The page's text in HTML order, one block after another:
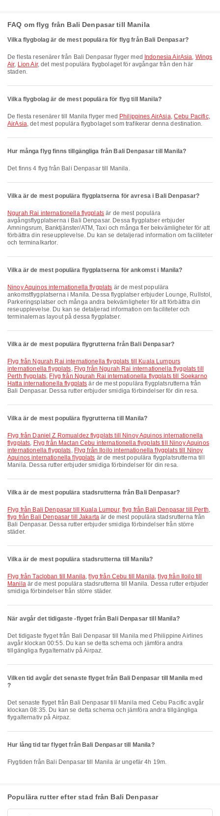
FAQ om flyg från Bali Denpasar till Manila
Vilka flygbolag är de mest populära för flyg från Bali Denpasar?
De flesta resenärer från Bali Denpasar flyger med Indonesia AirAsia, Wings
Air, Lion Air, det mest populära flygbolaget för avgångar från den här
staden.
Vilka flygbolag är de mest populära för flyg till Manila?
De flesta resenärer till Manila flyger med Philippines AirAsia, Cebu Pacific,
AirAsia, det mest populära flygbolaget som trafikerar denna destination.
Hur många flyg finns tillgängliga från Bali Denpasar till Manila?
Det finns 4 flyg från Bali Denpasar till Manila.
Vilka är de mest populära flygplatserna för avresa i Bali Denpasar?
Ngurah Rai internationella flygplats är de mest populära
avgångsflygplatserna i Bali Denpasar. Dessa flygplatser erbjuder
Amningsrum, Banktjänster/ATM, Taxi och många fler bekvämligheter för att
förbättra din reseupplevelse. Du kan se detaljerad information om faciliteter
och terminalkartor.
Vilka är de mest populära flygplatserna för ankomst i Manila?
Ninoy Aquinos internationella flygplats är de mest populära
ankomstflygplatserna i Manila. Dessa flygplatser erbjuder Lounge, Rullstol,
Parkeringsplatser och många andra bekvämligheter för att förbättra din
reseupplevelse. Du kan se detaljerad information om faciliteter och
terminalernas layout på dessa flygplatser.
Vilka är de mest populära flygrutterna från Bali Denpasar?
Flyg från Ngurah Rai internationella flygplats till Kuala Lumpurs
internationella flygplats, Flyg från Ngurah Rai internationella flygplats till
Perth flygplats, Flyg från Ngurah Rai internationella flygplats till Soekarno
Hatta internationella flygplats är de mest populära flygplatsrutterna från
Bali Denpasar. Dessa rutter erbjuder smidiga förbindelser för din resa.
Vilka är de mest populära flygrutterna till Manila?
Flyg från Daniel Z Romualdez flygplats till Ninoy Aquinos internationella
flygplats, Flyg från Mactan Cebu internationella flygplats till Ninoy Aquinos
internationella flygplats, Flyg från Iloilo internationella flygplats till Ninoy
Aquinos internationella flygplats är de mest populära flygplatsrutterna till
Manila. Dessa rutter erbjuder smidiga förbindelser för din resa.
Vilka är de mest populära stadsrutterna från Bali Denpasar?
flyg från Bali Denpasar till Kuala Lumpur,flyg från Bali Denpasar till Perth,
flyg från Bali Denpasar till Jakarta är de mest populära stadsrutterna från
Bali Denpasar. Dessa rutter erbjuder smidiga förbindelser från större
städer.
Vilka är de mest populära stadsrutterna till Manila?
flyg från Tacloban till Manila,flyg från Cebu till Manila,flyg från Iloilo till
Manilaär de mest populära stadsrutterna till Manila. Dessa rutter erbjuder
smidiga förbindelser från större städer.
När avgår det tidigaste -flyget från Bali Denpasar till Manila?
Det tidigaste flyget från Bali Denpasar till Manila med Philippine Airlines
avgår klockan 00:55. Du kan se detta schema och jämföra andra
tillgängliga flygalternativ på Airpaz.
Vilken tid avgår det senaste flyget från Bali Denpasar till Manila med
?
Det senaste flyget från Bali Denpasar till Manila med Cebu Pacific avgår
klockan 08:35. Du kan se detta schema och jämföra andra tillgängliga
flygalternativ på Airpaz.
Hur lång tid tar flyget från Bali Denpasar till Manila?
Flygtiden från Bali Denpasar till Manila är ungefär 4h 19m.
Populära rutter efter stad från Bali Denpasar